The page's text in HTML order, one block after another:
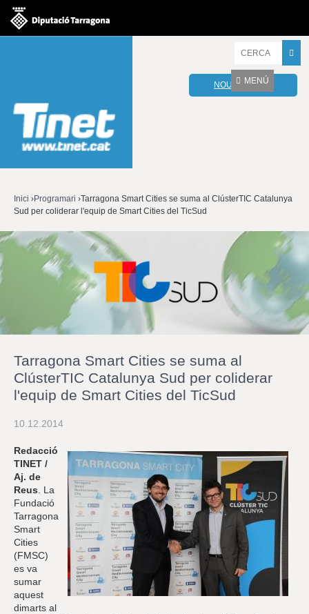
r
o
v
s
p
r
u
e
s
c
NOU WEBMAIL
MENÚ
Esteu
aquí
Inici ›Programari ›Tarragona Smart Cities se suma al ClústerTIC Catalunya
Sud per coliderar l'equip de Smart Cities del TicSud
Tarragona Smart Cities se suma al
ClústerTIC Catalunya Sud per coliderar
l'equip de Smart Cities del TicSud
10.12.2014
Redacció
TINET /
Aj. de
Reus . La
Fundació
Tarragona
Smart
Cities
(FMSC)
es va
sumar
aquest
dimarts al